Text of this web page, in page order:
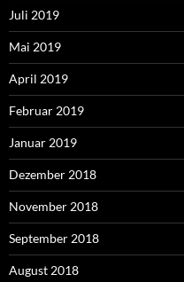
Juli 2019
Mai 2019
April 2019
Februar 2019
Januar 2019
Dezember 2018
November 2018
September 2018
August 2018